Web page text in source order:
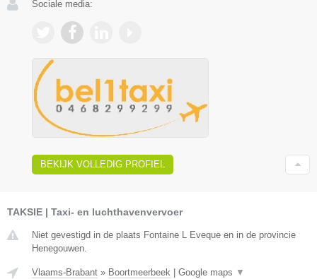
Sociale media:
BEKIJK VOLLEDIG PROFIEL
TAKSIE | Taxi- en luchthavenvervoer
Niet gevestigd in de plaats Fontaine L Eveque en in de provincie
Henegouwen.
Vlaams-Brabant » Boortmeerbeek Google maps ▼